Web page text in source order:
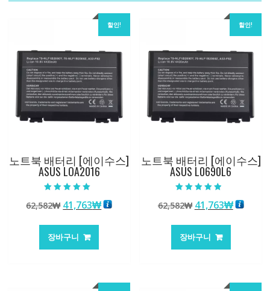
할인!
노트북 배터리 [에이수스]
ASUS LOA2016
5.00
로 평가됨
62,582₩ 원
가
격:
41,763₩현
장바구니
할인!
노트북 배터리 [에이수스]
ASUS L0690L6
4.50
로 평가됨
62,582₩ 원
가
격:
41,763₩현
장바구니